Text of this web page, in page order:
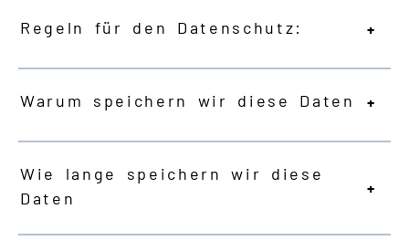
Regeln für den Datenschutz:
Warum speichern wir diese Daten
Wie lange speichern wir diese
Daten